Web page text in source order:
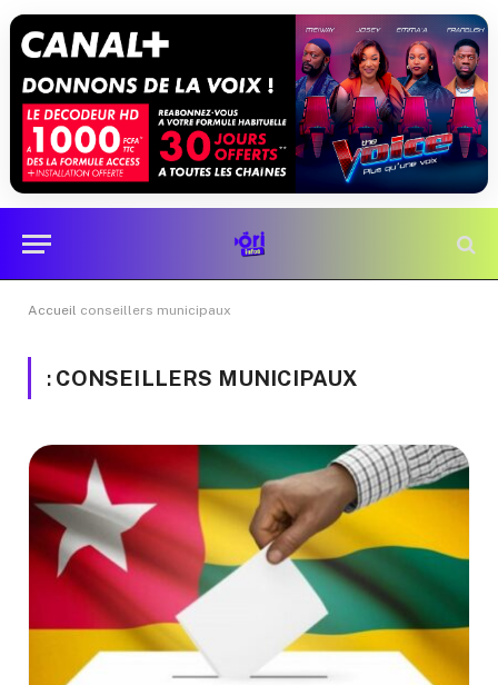
Accueil conseillers municipaux
: CONSEILLERS MUNICIPAUX